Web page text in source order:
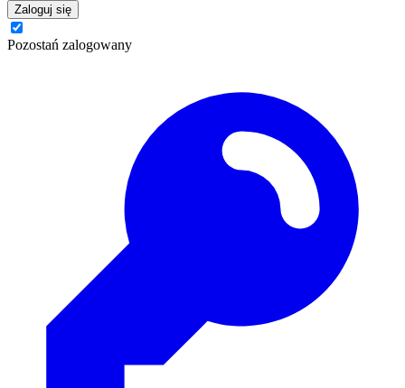
Zaloguj się
Pozostań zalogowany